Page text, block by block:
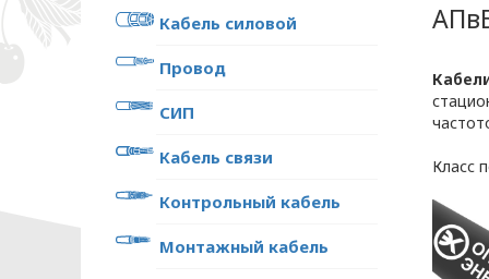
Кабель силовой
Провод
СИП
Кабель связи
Контрольный кабель
Монтажный кабель
Класс